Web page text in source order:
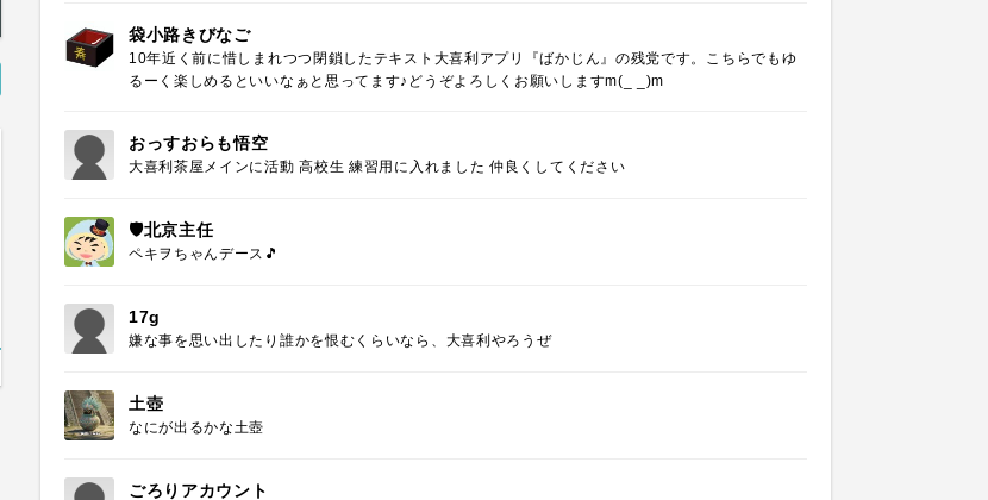
袋小路きびなご
10年近く前に惜しまれつつ閉鎖したテキスト大喜利アプリ『ばかじん』の残党です。こちらでもゆ
るーく楽しめるといいなぁと思ってます♪どうぞよろしくお願いしますm(_ _)m
おっすおらも悟空
大喜利茶屋メインに活動 高校生 練習用に入れました 仲良くしてください
🛡北京主任
ペキヲちゃんデース🎵
17g
嫌な事を思い出したり誰かを恨むくらいなら、大喜利やろうぜ
土壺
なにが出るかな土壺
ごろりアカウント